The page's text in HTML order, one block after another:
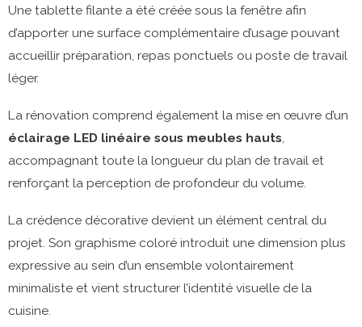
Une tablette filante a été créée sous la fenêtre afin
d’apporter une surface complémentaire d’usage pouvant
accueillir préparation, repas ponctuels ou poste de travail
léger.
La rénovation comprend également la mise en œuvre d’un
éclairage LED linéaire sous meubles hauts,
accompagnant toute la longueur du plan de travail et
renforçant la perception de profondeur du volume.
La crédence décorative devient un élément central du
projet. Son graphisme coloré introduit une dimension plus
expressive au sein d’un ensemble volontairement
minimaliste et vient structurer l’identité visuelle de la
cuisine.